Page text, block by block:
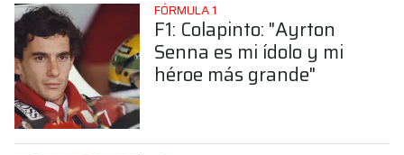
FÓRMULA 1
F1: Colapinto: "Ayrton
Senna es mi ídolo y mi
héroe más grande"